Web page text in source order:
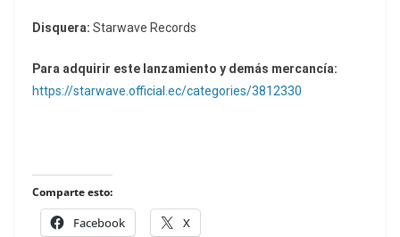
Disquera: Starwave Records
Para adquirir este lanzamiento y demás mercancía:
https://starwave.official.ec/categories/3812330
Comparte esto:
Facebook X